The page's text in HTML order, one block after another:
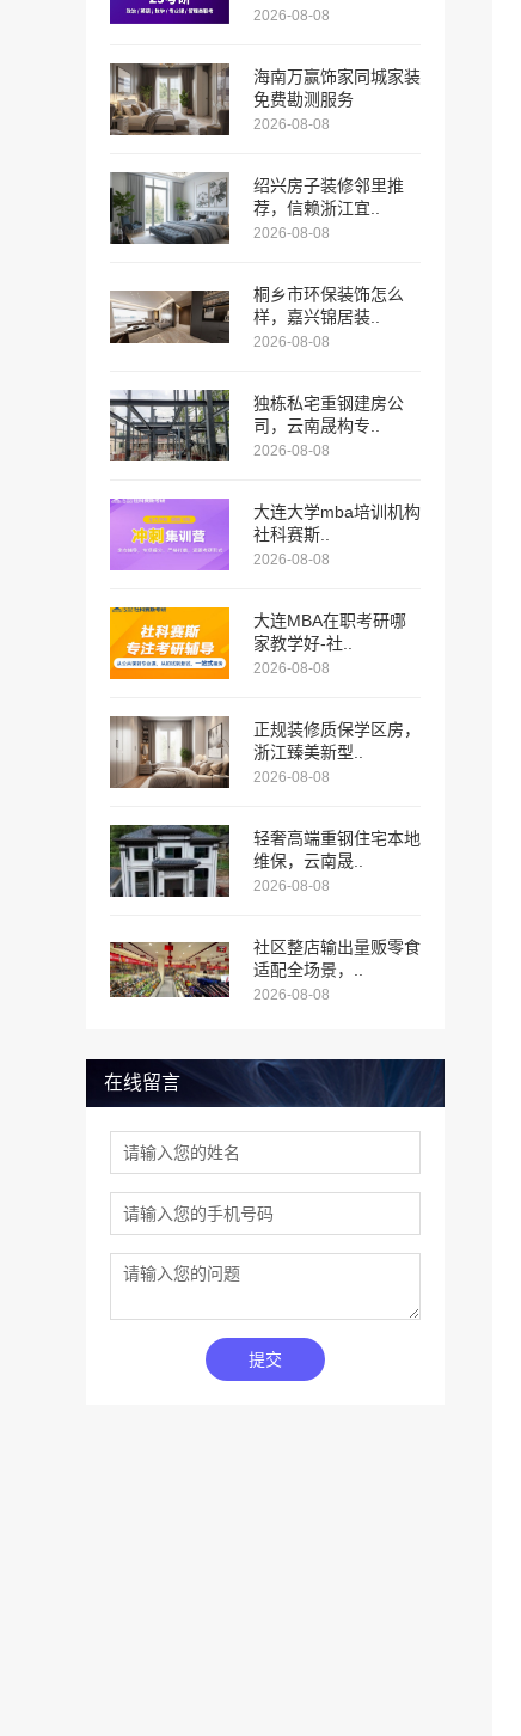
2026-08-08
海南万赢饰家同城家装
免费勘测服务
2026-08-08
绍兴房子装修邻里推
荐，信赖浙江宜..
2026-08-08
桐乡市环保装饰怎么
样，嘉兴锦居装..
2026-08-08
独栋私宅重钢建房公
司，云南晟构专..
2026-08-08
大连大学mba培训机构
社科赛斯..
2026-08-08
大连MBA在职考研哪
家教学好-社..
2026-08-08
正规装修质保学区房，
浙江臻美新型..
2026-08-08
轻奢高端重钢住宅本地
维保，云南晟..
2026-08-08
社区整店输出量贩零食
适配全场景，..
2026-08-08
在线留言
提交